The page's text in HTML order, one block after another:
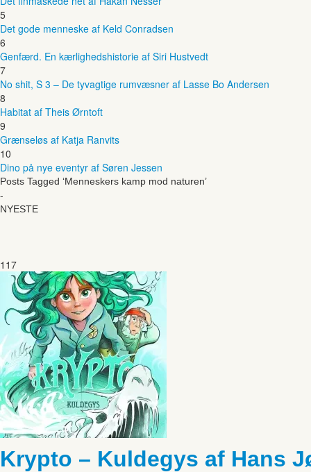
5
Det gode menneske af Keld Conradsen
6
Genfærd. En kærlighedshistorie af Siri Hustvedt
7
No shit, S 3 – De tyvagtige rumvæsner af Lasse Bo Andersen
8
Habitat af Theis Ørntoft
9
Grænseløs af Katja Ranvits
10
Dino på nye eventyr af Søren Jessen
Posts Tagged ‘Menneskers kamp mod naturen’
-
NYESTE
117
Krypto – Kuldegys af Hans